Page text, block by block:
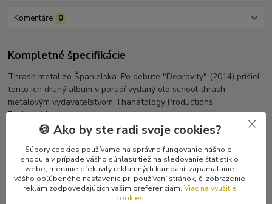
Komentáre 0
Kompletné špecifikácie
Thrash metal zo Španielska. Po debute "Depravity" (2014) prišiel
tento ich druhý album v poradí vydaný old school thrash
metalovým vydavateľstvom Thanatology Productions.
Posledný kus.
1 An Eeire Down
2 Over The Altar
3 Hegemony Of Hatred
4 Escoria Humana
🍪 Ako by ste radi svoje cookies?
Súbory cookies používame na správne fungovanie nášho e-
shopu a v prípade vášho súhlasu tiež na sledovanie štatistík o
webe, meranie efektivity reklamných kampaní, zapamätanie
vášho obľúbeného nastavenia pri používaní stránok, či zobrazenie
reklám zodpovedajúcich vašim preferenciám. Viac na využitie
cookies